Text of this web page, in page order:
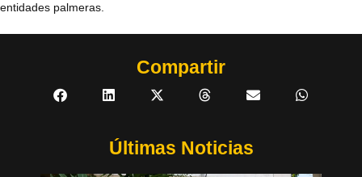
entidades palmeras.
Compartir
Últimas Noticias